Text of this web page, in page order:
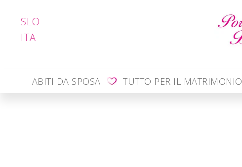
SLO
ITA
ABITI DA SPOSA TUTTO PER IL MATRIMONIO